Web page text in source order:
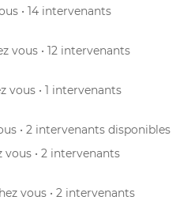
• 14 intervenants
vous • 12 intervenants
vous • 1 intervenants
• 2 intervenants disponibles
vous • 2 intervenants
vous • 2 intervenants